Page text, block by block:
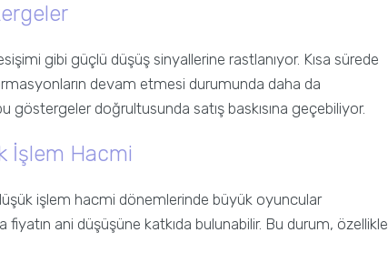
gibi güçlü düşüş sinyallerine rastlanıyor. Kısa sürede
devam etmesi durumunda daha da
göstergeler doğrultusunda satış baskısına geçebiliyor.
İşlem Hacmi
işlem hacmi dönemlerinde büyük oyuncular
ani düşüşüne katkıda bulunabilir. Bu durum, özellikle